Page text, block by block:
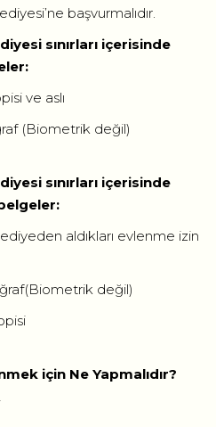
başvurmalıdır.
sınırları içerisinde
ve aslı
(Biometrik değil)
sınırları içerisinde
aldıkları evlenme izin
değil)
için Ne Yapmalıdır?